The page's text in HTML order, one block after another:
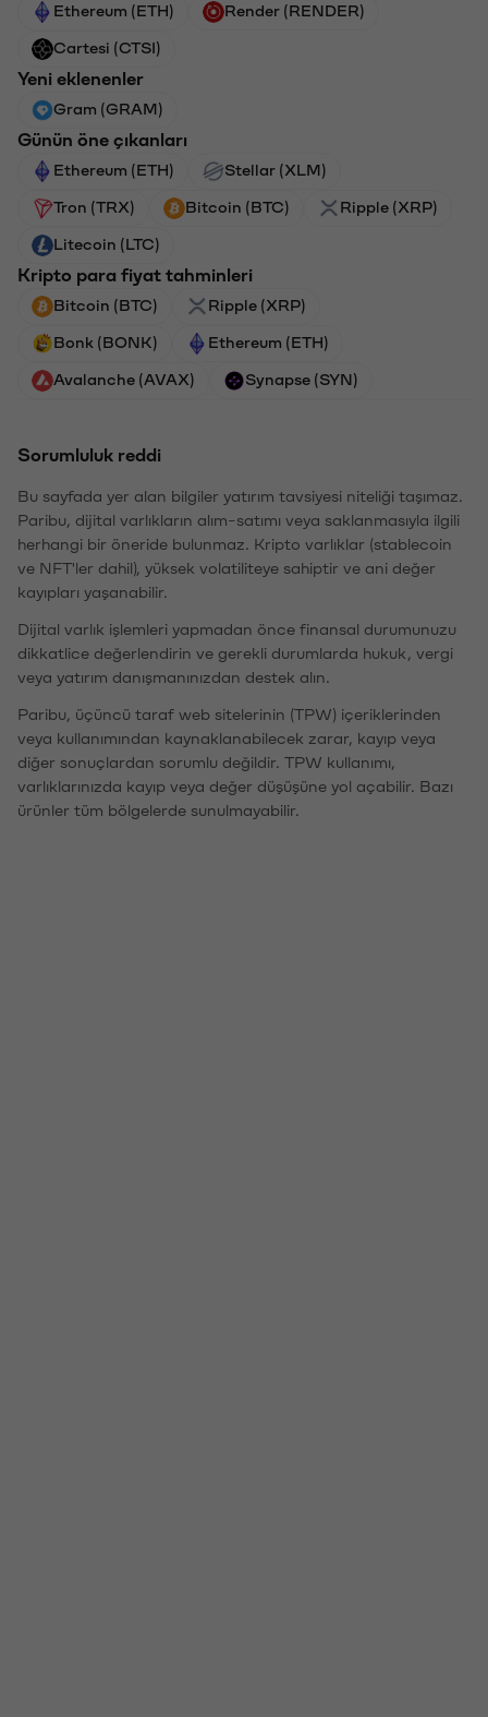
Ethereum (ETH) Render (RENDER)
Cartesi (CTSI)
Yeni eklenenler
Gram (GRAM)
Günün öne çıkanları
Ethereum (ETH) Stellar (XLM)
Tron (TRX) Bitcoin (BTC) Ripple (XRP)
Litecoin (LTC)
Kripto para fiyat tahminleri
Bitcoin (BTC) Ripple (XRP)
Bonk (BONK) Ethereum (ETH)
Avalanche (AVAX) Synapse (SYN)
Sorumluluk reddi
Bu sayfada yer alan bilgiler yatırım tavsiyesi niteliği taşımaz.
Paribu, dijital varlıkların alım-satımı veya saklanmasıyla ilgili
herhangi bir öneride bulunmaz. Kripto varlıklar (stablecoin
ve NFT'ler dahil), yüksek volatiliteye sahiptir ve ani değer
kayıpları yaşanabilir.
Dijital varlık işlemleri yapmadan önce finansal durumunuzu
dikkatlice değerlendirin ve gerekli durumlarda hukuk, vergi
veya yatırım danışmanınızdan destek alın.
Paribu, üçüncü taraf web sitelerinin (TPW) içeriklerinden
veya kullanımından kaynaklanabilecek zarar, kayıp veya
diğer sonuçlardan sorumlu değildir. TPW kullanımı,
varlıklarınızda kayıp veya değer düşüşüne yol açabilir. Bazı
ürünler tüm bölgelerde sunulmayabilir.